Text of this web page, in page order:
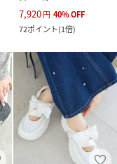
合などにより色味
により色味が異な
す。
注意下さい。
7,920円 40%OFF
72ポイント(1倍)